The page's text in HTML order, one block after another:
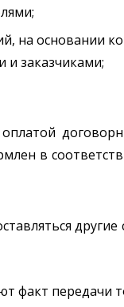
на основании
и заказчиками;
в
факт передачи